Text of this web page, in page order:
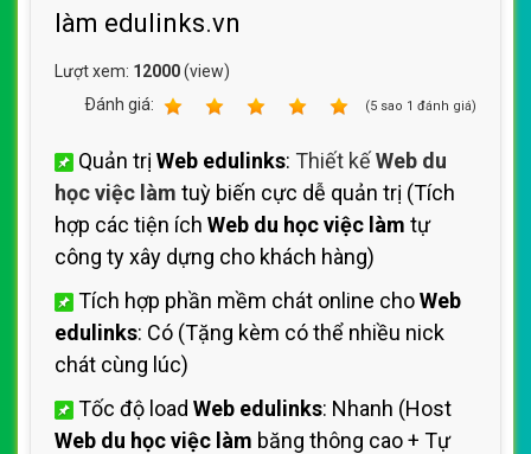
làm edulinks.vn
Lượt xem: 12000(view)
Ðánh giá:
(5 sao 1 đánh giá)
Quản trị Web edulinks: Thiết kếWeb du
học việc làm tuỳ biến cực dễ quản trị (Tích
hợp các tiện ích Web du học việc làm tự
công ty xây dựng cho khách hàng)
Tích hợp phần mềm chát online choWeb
edulinks: Có (Tặng kèm có thể nhiều nick
chát cùng lúc)
Tốc độ load Web edulinks: Nhanh (Host
Web du học việc làm băng thông cao + Tự